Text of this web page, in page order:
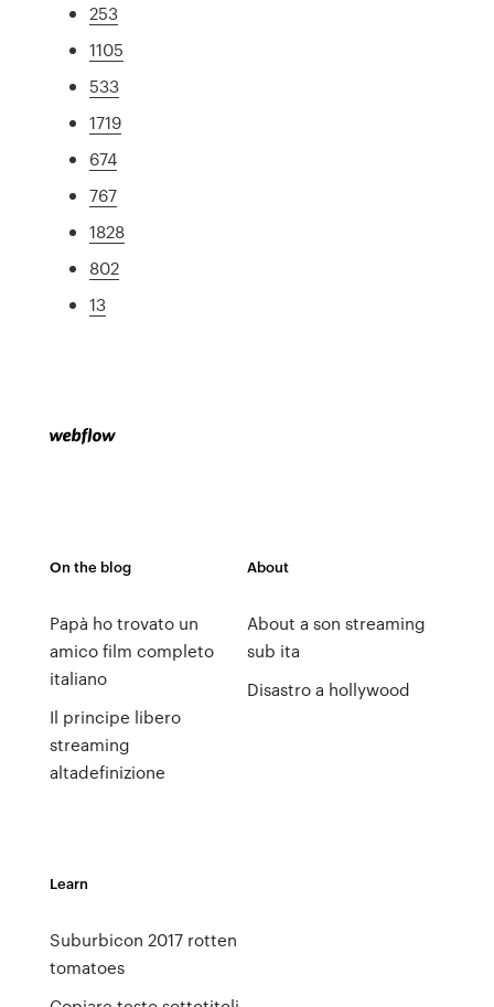
253
1105
533
1719
674
767
1828
802
13
On the blog
Papà ho trovato un
amico film completo
italiano
Il principe libero
streaming
altadefinizione
About
About a son streaming
sub ita
Disastro a hollywood
Learn
Suburbicon 2017 rotten
tomatoes